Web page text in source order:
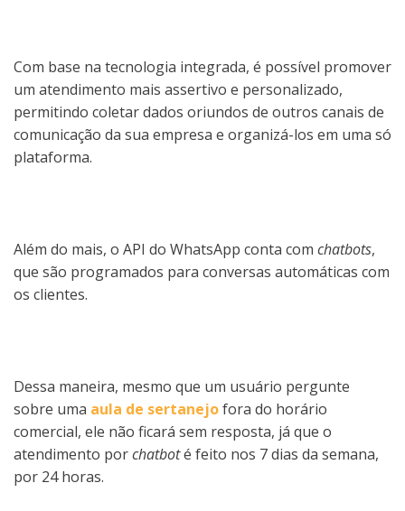
Com base na tecnologia integrada, é possível promover
um atendimento mais assertivo e personalizado,
permitindo coletar dados oriundos de outros canais de
comunicação da sua empresa e organizá-los em uma só
plataforma.
Além do mais, o API do WhatsApp conta com chatbots,
que são programados para conversas automáticas com
os clientes.
Dessa maneira, mesmo que um usuário pergunte
sobre uma aula de sertanejofora do horário
comercial, ele não ficará sem resposta, já que o
atendimento porchatboté feito nos 7 dias da semana,
por 24 horas.